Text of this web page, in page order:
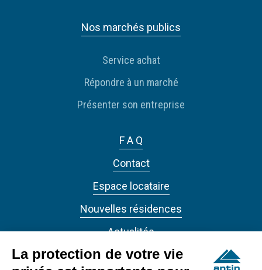
Nos marchés publics
Service achat
Répondre à un marché
Présenter son entreprise
F A Q
Contact
Espace locataire
Nouvelles résidences
Actualités
La protection de votre vie